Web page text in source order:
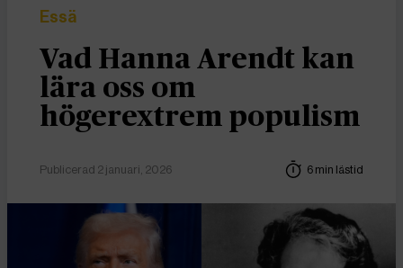
Essä
Vad Hanna Arendt kan
lära oss om
högerextrem populism
Publicerad 2 januari, 2026 6 min lästid